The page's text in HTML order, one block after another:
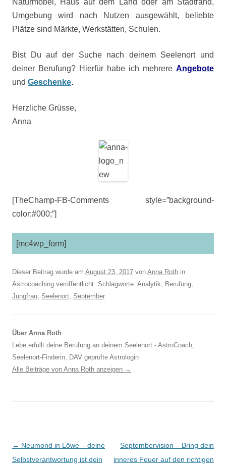
Naturmöbel, Haus auf dem Land oder am Stadtrand,
Umgebung wird nach Nutzen ausgewählt, beliebte
Plätze sind Märkte, Werkstätten, Schulen.
Bist Du auf der Suche nach deinem Seelenort und
deiner Berufung? Hierfür habe ich mehrere Angebote
und Geschenke.
Herzliche Grüsse,
Anna
[TheChamp-FB-Comments style=”background-
color:#000;”]
[mc4wp_form]
Dieser Beitrag wurde am August 23, 2017 von Anna Roth in
Astrocoaching veröffentlicht. Schlagworte: Analytik, Berufung,
Jungfrau, Seelenort, September.
Über Anna Roth
Lebe erfüllt deine Berufung an deinem Seelenort - AstroCoach,
Seelenort-Finderin, DAV geprüfte Astrologin
Alle Beiträge von Anna Roth anzeigen →
Beitragsnavigation
← Neumond in Löwe – deine
Selbstverantwortung ist dein
Septembervision – Bring dein
inneres Feuer auf den richtigen